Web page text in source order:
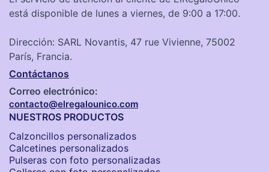
está disponible de lunes a viernes, de 9:00 a 17:00.
Dirección: SARL Novantis, 47 rue Vivienne, 75002
París, Francia.
Contáctanos
Correo electrónico:
contacto@elregalounico.com
NUESTROS PRODUCTOS
Calzoncillos personalizados​
Calcetines personalizados
Pulseras con foto personalizadas